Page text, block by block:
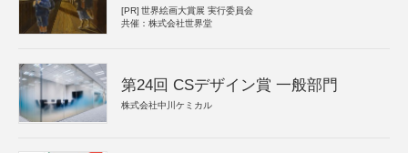
[PR] 世界絵画大賞展 実行委員会
共催：株式会社世界堂
第24回 CSデザイン賞 一般部門
株式会社中川ケミカル